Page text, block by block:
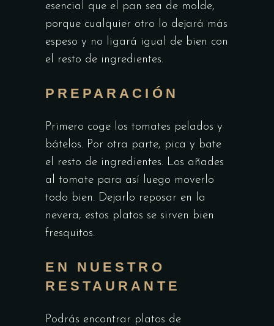
esencial que el pan sea de molde,
porque cualquier otro lo dejará más
espeso y no ligará igual de bien con
el resto de ingredientes.
PREPARACIÓN
Primero coge los tomates pelados y
bátelos. Por otra parte, pica y bate
el resto de ingredientes. Los añades
al tomate para así luego moverlo
todo bien. Dejarlo reposar en la
nevera, estos platos se sirven bien
fresquitos.
EN NUESTRO
RESTAURANTE
Podrás encontrar platos de